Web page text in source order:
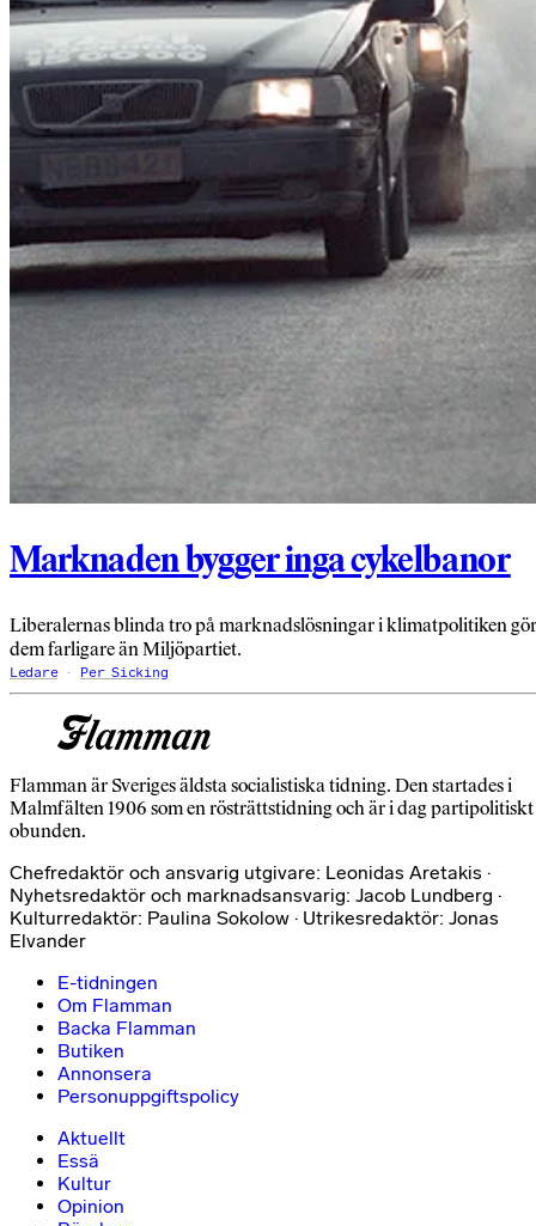
Marknaden bygger inga cykelbanor
Liberalernas blinda tro på marknadslösningar i klimatpolitiken gör
dem farligare än Miljöpartiet.
Ledare Per Sicking
Flamman är Sveriges äldsta socialistiska tidning. Den startades i
Malmfälten 1906 som en rösträttstidning och är i dag partipolitiskt
obunden.
Chefredaktör och ansvarig utgivare: Leonidas Aretakis ·
Nyhetsredaktör och marknadsansvarig: Jacob Lundberg ·
Kulturredaktör: Paulina Sokolow · Utrikesredaktör: Jonas
Elvander
E-tidningen
Om Flamman
Backa Flamman
Butiken
Annonsera
Personuppgiftspolicy
Aktuellt
Essä
Kultur
Opinion